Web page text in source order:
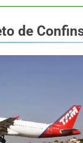
de